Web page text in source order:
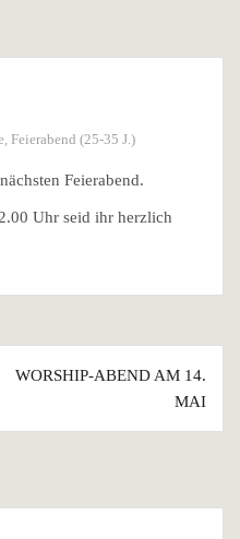
, Feierabend (25-35 J.)
Feierabend.
Uhr seid ihr herzlich
WORSHIP-ABEND AM 14.
MAI